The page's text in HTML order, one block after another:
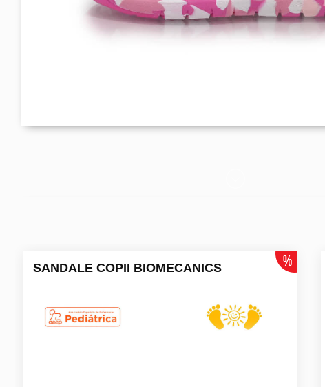
SANDALE COPII BIOMECANICS